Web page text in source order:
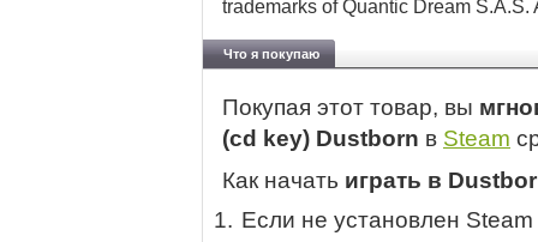
trademarks of Quantic Dream S.A.S.
Что я покупаю
Покупая этот товар, вы
(cd key) Dustborn в Steam
Как начать играть в
Если не установлен